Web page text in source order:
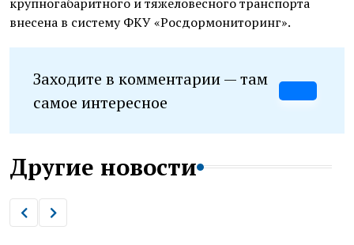
внесена в систему ФКУ «Росдормониторинг».
Заходите в комментарии — там
самое интересное
Другие новости